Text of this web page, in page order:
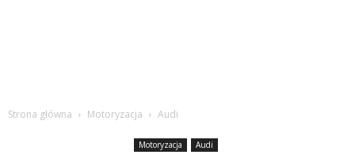
Strona główna Motoryzacja Audi
Motoryzacja Audi